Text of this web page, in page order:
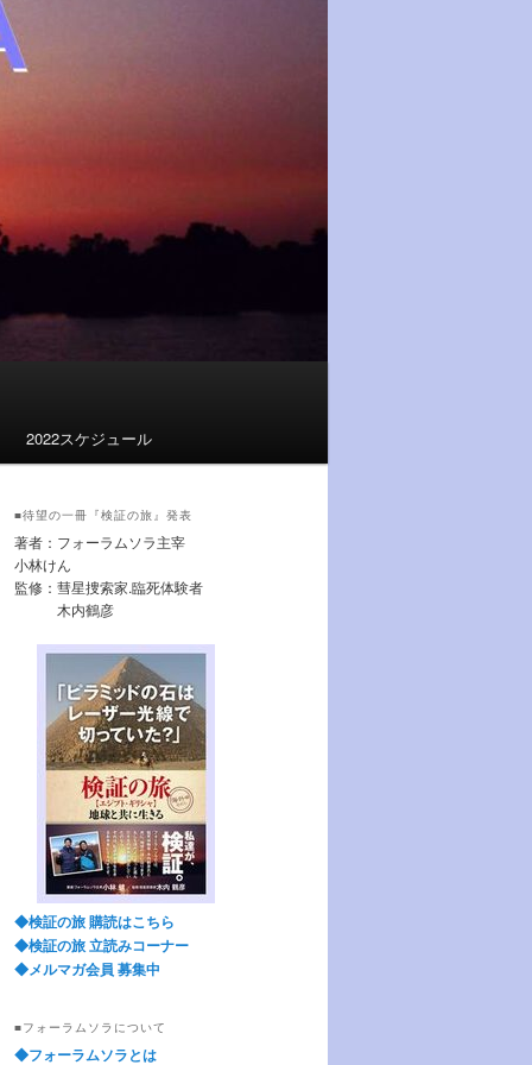
2022スケジュール
■待望の一冊『検証の旅』発表
著者：フォーラムソラ主宰
小林けん
監修：彗星捜索家.臨死体験者
木内鶴彦
◆検証の旅 購読はこちら
◆検証の旅 立読みコーナー
◆メルマガ会員 募集中
■フォーラムソラについて
◆フォーラムソラとは